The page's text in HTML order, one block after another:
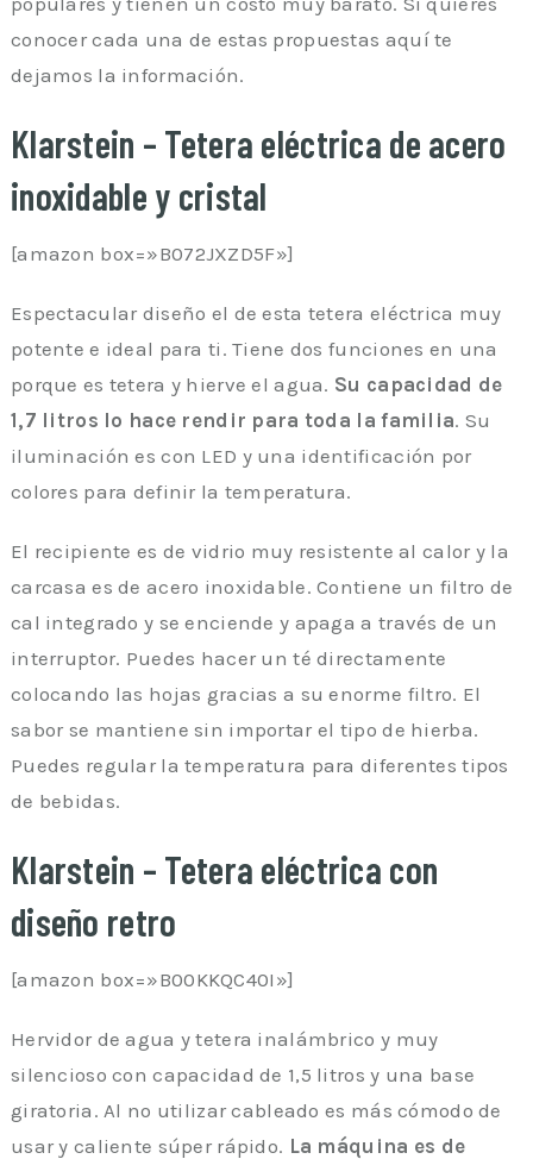
conocer cada una de estas propuestas aquí te
dejamos la información.
Klarstein – Tetera eléctrica de acero
inoxidable y cristal
[amazon box=»B072JXZD5F»]
Espectacular diseño el de esta tetera eléctrica muy
potente e ideal para ti. Tiene dos funciones en una
porque es tetera y hierve el agua. Su capacidad de
1,7 litros lo hace rendir para toda la familia. Su
iluminación es con LED y una identificación por
colores para definir la temperatura.
El recipiente es de vidrio muy resistente al calor y la
carcasa es de acero inoxidable. Contiene un filtro de
cal integrado y se enciende y apaga a través de un
interruptor. Puedes hacer un té directamente
colocando las hojas gracias a su enorme filtro. El
sabor se mantiene sin importar el tipo de hierba.
Puedes regular la temperatura para diferentes tipos
de bebidas.
Klarstein – Tetera eléctrica con
diseño retro
[amazon box=»B00KKQC40I»]
Hervidor de agua y tetera inalámbrico y muy
silencioso con capacidad de 1,5 litros y una base
giratoria. Al no utilizar cableado es más cómodo de
usar y caliente súper rápido. La máquina es de